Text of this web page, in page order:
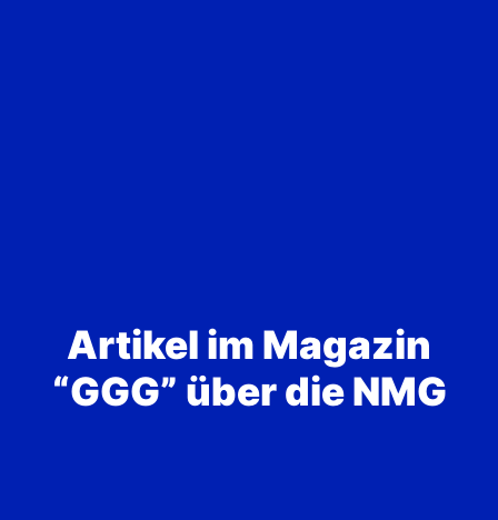
Artikel im Magazin
“GGG” über die NMG